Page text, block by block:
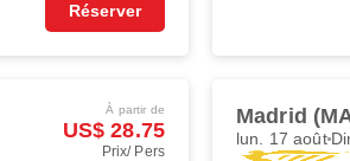
Réserver
À partir de
US$ 28.75
Prix/ Pers
Madrid
lun. 17 août